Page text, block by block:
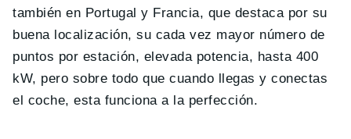
también en Portugal y Francia, que destaca por su
buena localización, su cada vez mayor número de
puntos por estación, elevada potencia, hasta 400
kW, pero sobre todo que cuando llegas y conectas
el coche, esta funciona a la perfección.